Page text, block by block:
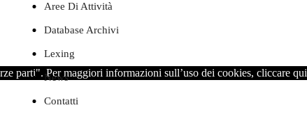
Aree Di Attività
Database Archivi
Lexing
News
Contatti
parti". Per maggiori informazioni sull’uso dei cookies, cliccare qui